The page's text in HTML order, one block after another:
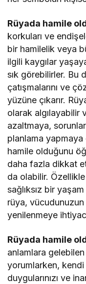
Rüyada hamile
korkuları ve
bir hamilelik veya
ilgili kaygılar
sık görebilirler. Bu
çatışmalarını ve
yüzüne çıkarır.
olarak algılayabilir
azaltmaya,
planlama yapmaya
hamile olduğunu
daha fazla dikkat
da olabilir.
sağlıksız bir
rüya,
yenilenmeye
Rüyada hamile
anlamlara
yorumlarken, kendi
duygularınızı ve